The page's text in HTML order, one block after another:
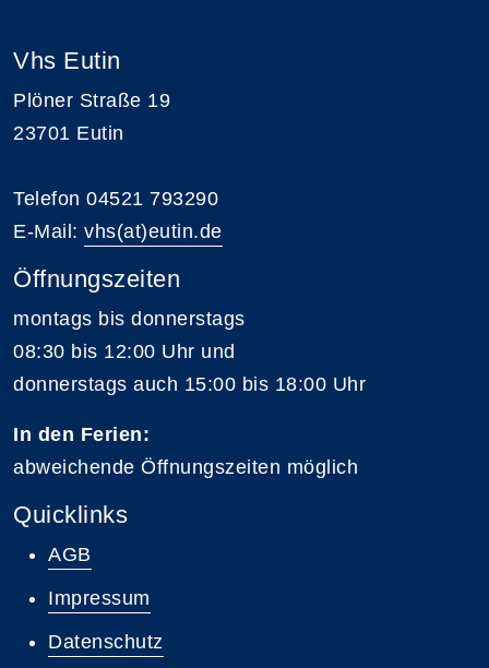
Vhs Eutin
Plöner Straße 19
23701 Eutin
Telefon 04521 793290
E-Mail: vhs(at)eutin.de
Öffnungszeiten
montags bis donnerstags
08:30 bis 12:00 Uhr und
donnerstags auch 15:00 bis 18:00 Uhr
In den Ferien:
abweichende Öffnungszeiten möglich
Quicklinks
AGB
Impressum
Datenschutz